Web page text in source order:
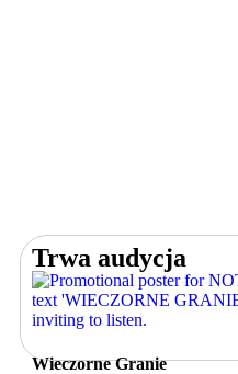
Trwa audycja
Wieczorne Granie